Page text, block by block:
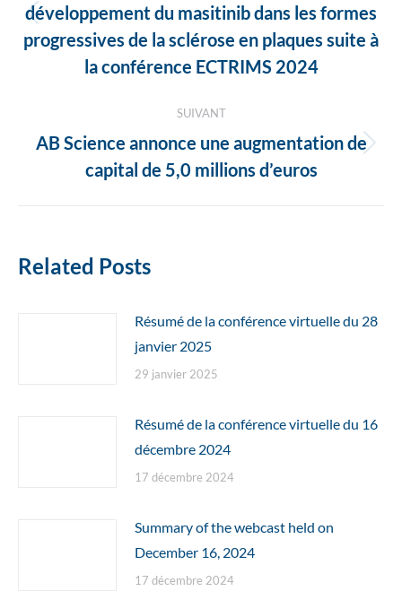
articles
Article
précédent
:
développement du masitinib dans les formes
progressives de la sclérose en plaques suite à
la conférence ECTRIMS 2024
SUIVANT
Article
suivant
AB Science annonce une augmentation de
capital de 5,0 millions d’euros
Related Posts
Résumé de la conférence virtuelle du 28
janvier 2025
29 janvier 2025
Résumé de la conférence virtuelle du 16
décembre 2024
17 décembre 2024
Summary of the webcast held on
December 16, 2024
17 décembre 2024